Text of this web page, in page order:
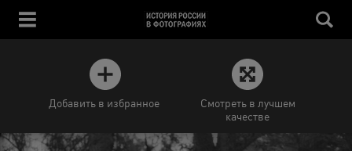
Добавить в избранное
Смотреть в лучшем
качестве